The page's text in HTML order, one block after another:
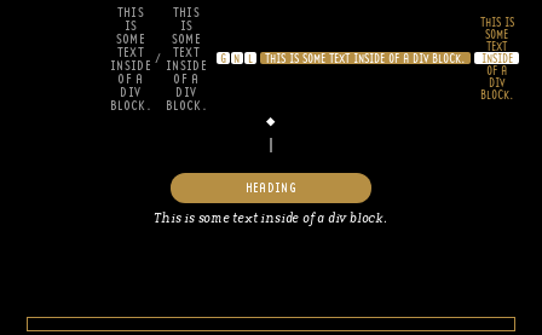
THIS
IS
SOME
TEXT
INSIDE
OF A
DIV
BLOCK.
/
THIS
IS
SOME
TEXT
INSIDE
OF A
DIV
BLOCK.
G N L THIS IS SOME TEXT INSIDE OF A DIV BLOCK.
THIS IS
SOME
TEXT
INSIDE
OF A
DIV
BLOCK.
HEADING
This is some text inside of a div block.